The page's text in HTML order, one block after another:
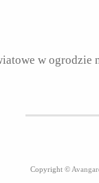
w ogrodzie
Copyright ©